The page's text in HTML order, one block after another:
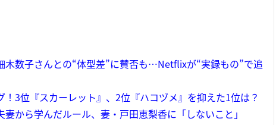
数子さんとの“体型差”に賛否も…Netflixが“実録もの”で追
3位『スカーレット』、2位『ハコヅメ』を抑えた1位は？
から学んだルール、妻・戸田恵梨香に「しないこと」